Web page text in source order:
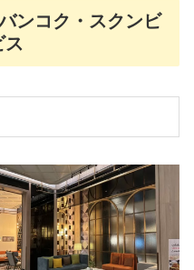
ンコク・スクンビ
ス